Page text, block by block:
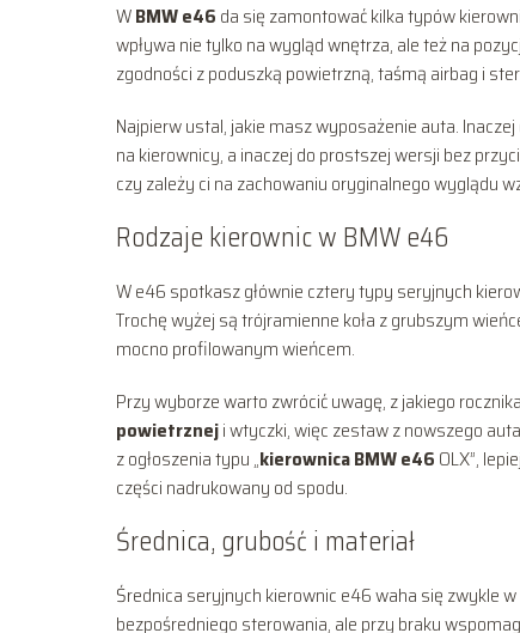
WBMW e46 da się zamontować kilka typów
wpływa nie tylko na wygląd wnętrza, ale też na
zgodności z poduszką powietrzną, taśmą airbag i
Najpierw ustal, jakie masz wyposażenie auta.
na kierownicy, a inaczej do prostszej wersji bez
czy zależy ci na zachowaniu oryginalnego wyglądu
Rodzaje kierownic w BMW e46
W e46 spotkasz głównie cztery typy seryjnych
Trochę wyżej są trójramienne koła z grubszym
mocno profilowanym wieńcem.
Przy wyborze warto zwrócić uwagę, z jakiego
powietrzneji wtyczki, więc zestaw z nowszego
z ogłoszenia typu „kierownica BMW e46 OLX”,
części nadrukowany od spodu.
Średnica, grubość i materiał
Średnica seryjnych kierownic e46 waha się zwykle
bezpośredniego sterowania, ale przy braku